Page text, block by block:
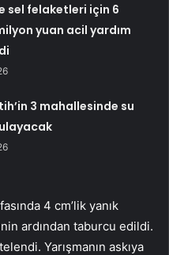
sel felaketleri için 6
yuan acil yardım
3 mahallesinde su
4 cm’lik yanık
ardından taburcu edildi.
Yarışmanın askıya